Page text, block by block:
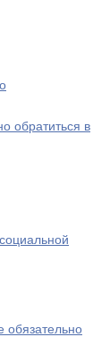
обратиться в
обязательно